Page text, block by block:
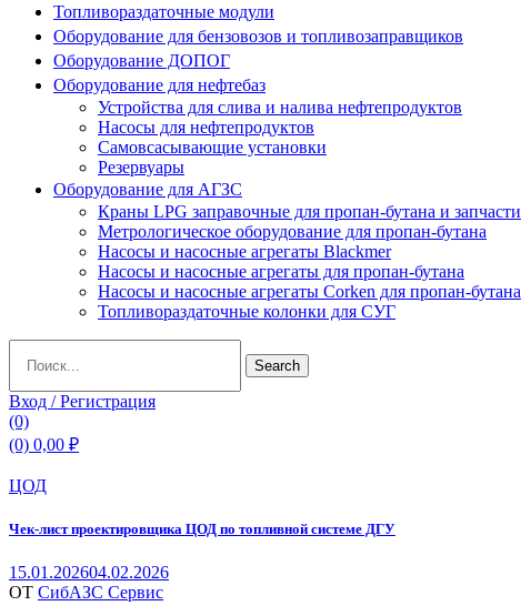
Топливораздаточные модули
Оборудование для бензовозов и топливозаправщиков
Оборудование ДОПОГ
Оборудование для нефтебаз
Устройства для слива и налива нефтепродуктов
Насосы для нефтепродуктов
Самовсасывающие установки
Резервуары
Оборудование для АГЗС
Краны LPG заправочные для пропан-бутана и запчасти
Метрологическое оборудование для пропан-бутана
Насосы и насосные агрегаты Blackmer
Насосы и насосные агрегаты для пропан-бутана
Насосы и насосные агрегаты Corken для пропан-бутана
Топливораздаточные колонки для СУГ
for:
Search
Вход / Регистрация
(0)
(0) 0,00 ₽
Categories
ЦОД
Чек‑лист проектировщика ЦОД по топливной системе ДГУ
15.01.202604.02.2026
ОТ СибАЗС Сервис